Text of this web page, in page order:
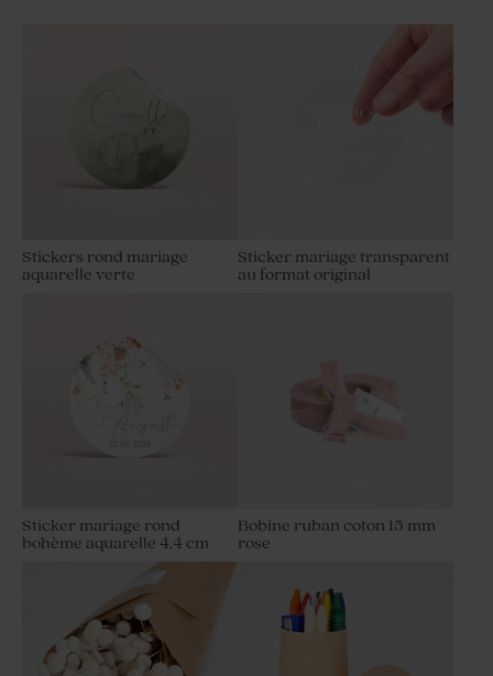
Sticker autocollant prénoms
Sticker autocollant prénoms
Stickers rond mariage
aquarelle verte
Sticker mariage transparent
au format original
Sticker mariage rond
bohème aquarelle 4,4 cm
Bobine ruban coton 15 mm
rose